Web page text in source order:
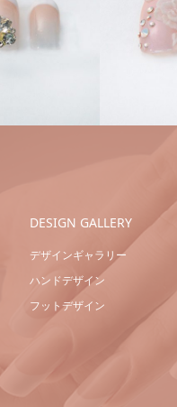
ハンドネイ
DESIGN GALLERY
デザインギャラリー
ハンドデザイン
フットデザイン